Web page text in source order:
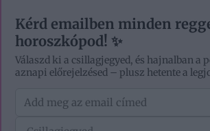
Kérd emailben minden
horoszkópod! ✨
Válaszd ki a csillagjegyed, és hajnalban a
aznapi előrejelzésed – plusz hetente a